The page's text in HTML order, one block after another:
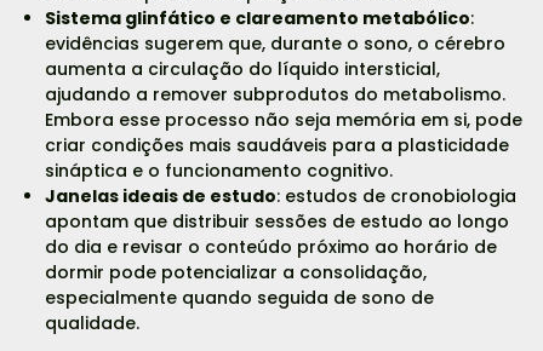
Sistema glinfático e clareamento metabólico:
evidências sugerem que, durante o sono, o cérebro
aumenta a circulação do líquido intersticial,
ajudando a remover subprodutos do metabolismo.
Embora esse processo não seja memória em si, pode
criar condições mais saudáveis para a plasticidade
sináptica e o funcionamento cognitivo.
Janelas ideais de estudo: estudos de cronobiologia
apontam que distribuir sessões de estudo ao longo
do dia e revisar o conteúdo próximo ao horário de
dormir pode potencializar a consolidação,
especialmente quando seguida de sono de
qualidade.